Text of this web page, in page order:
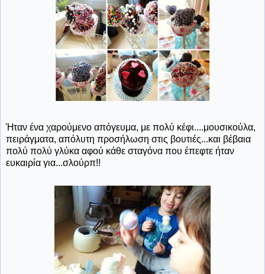
Ήταν ένα χαρούμενο απόγευμα, με πολύ κέφι....μουσικούλα,
πειράγματα, απόλυτη προσήλωση στις βουτιές...και βέβαια
πολύ πολύ γλύκα αφού κάθε σταγόνα που έπεφτε ήταν
ευκαιρία για...σλούρπ!!